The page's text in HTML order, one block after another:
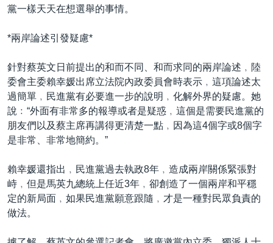
黨一樣天天在想選舉的事情。
*兩岸論述引發疑慮*
針對蔡英文日前提出的和而不同、和而求同的兩岸論述﹐陸
委會主委賴幸媛出席立法院內政委員會時表示﹐這項論述太
過簡單﹐民進黨有必要進一步的說明﹐化解外界的疑慮。她
說﹕“外面有非常多的報導或者是疑惑﹐這個是需要民進黨的
朋友們以及蔡主席再講得更清楚一點﹐因為這4個字或8個字
是非常、非常地簡約。”
賴幸媛還指出﹐民進黨過去執政8年﹐造成兩岸關係緊張對
峙﹐但是馬英九總統上任近3年﹐卻創造了一個兩岸和平穩
定的新局面﹐如果民進黨願意跟隨﹐才是一種對民眾負責的
做法。